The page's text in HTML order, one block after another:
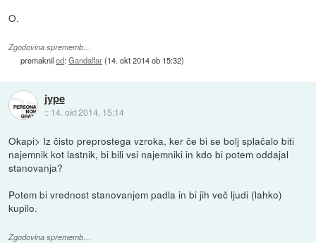
O.
Zgodovina sprememb…
premaknilod:Gandalfar(14. okt 2014 ob 15:32)
jype
:: 14. okt 2014, 15:14
Okapi> Iz čisto preprostega vzroka, ker če bi se bolj splačalo biti
najemnik kot lastnik, bi bili vsi najemniki in kdo bi potem oddajal
stanovanja?
Potem bi vrednost stanovanjem padla in bi jih več ljudi (lahko)
kupilo.
Zgodovina sprememb…